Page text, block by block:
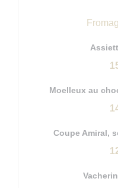
Moelleux au
Coupe Amiral,